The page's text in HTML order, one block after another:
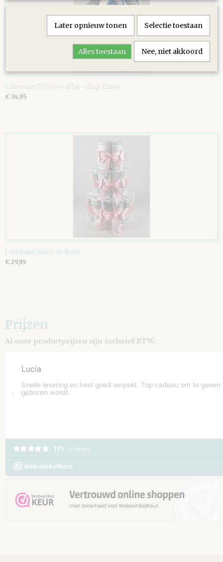
Luiertaart Uil Grey-Blue - diep Blauw
€ 34,95
Luiertaart Basic 40 Roze
€ 29,95
Prijzen
Al onze productprijzen zijn inclusief BTW.
Later opnieuw tonen Selectie toestaan
Alles toestaan Nee, niet akkoord